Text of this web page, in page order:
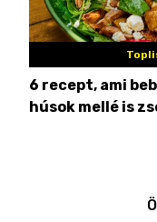
6 recept, ami
húsok mellé is